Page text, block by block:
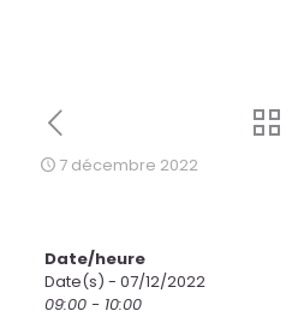
7 décembre 2022
Date/heure
Date(s) - 07/12/2022
09:00 - 10:00